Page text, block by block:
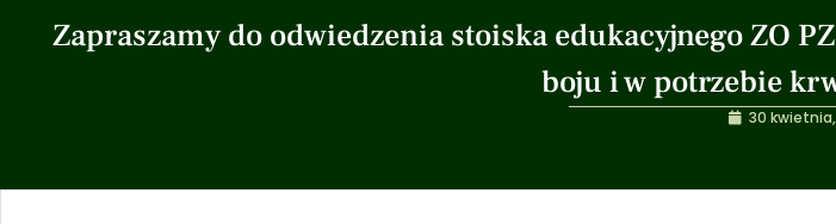
Zapraszamy do odwiedzenia stoiska edukacyjnego ZO
boju i w potrzebie
30